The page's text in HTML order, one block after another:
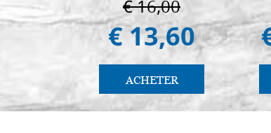
€ 16,00
€ 13,60
ACHETER